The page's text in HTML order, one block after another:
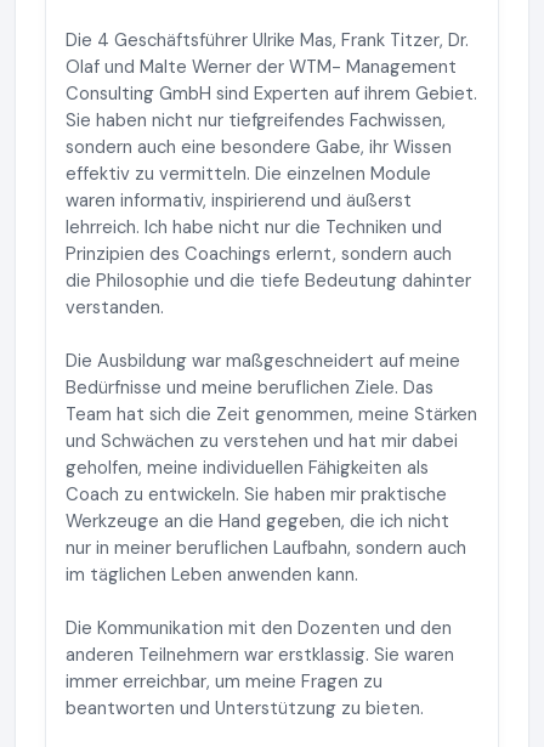
Die 4 Geschäftsführer Ulrike Mas, Frank Titzer, Dr.
Olaf und Malte Werner der WTM- Management
Consulting GmbH sind Experten auf ihrem Gebiet.
Sie haben nicht nur tiefgreifendes Fachwissen,
sondern auch eine besondere Gabe, ihr Wissen
effektiv zu vermitteln. Die einzelnen Module
waren informativ, inspirierend und äußerst
lehrreich. Ich habe nicht nur die Techniken und
Prinzipien des Coachings erlernt, sondern auch
die Philosophie und die tiefe Bedeutung dahinter
verstanden.
Die Ausbildung war maßgeschneidert auf meine
Bedürfnisse und meine beruflichen Ziele. Das
Team hat sich die Zeit genommen, meine Stärken
und Schwächen zu verstehen und hat mir dabei
geholfen, meine individuellen Fähigkeiten als
Coach zu entwickeln. Sie haben mir praktische
Werkzeuge an die Hand gegeben, die ich nicht
nur in meiner beruflichen Laufbahn, sondern auch
im täglichen Leben anwenden kann.
Die Kommunikation mit den Dozenten und den
anderen Teilnehmern war erstklassig. Sie waren
immer erreichbar, um meine Fragen zu
beantworten und Unterstützung zu bieten.